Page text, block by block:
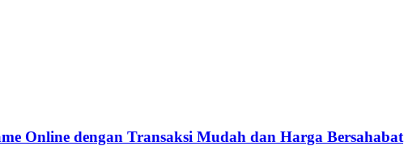
Online dengan Transaksi Mudah dan Harga Bersahabat